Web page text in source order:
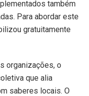
também
Para abordar este
gratuitamente
organizações, o
que alia
saberes locais. O